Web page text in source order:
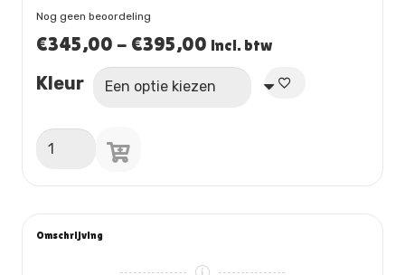
Nog geen beoordeling
€345,00 - €395,00 Prijsklasse:
€345,00
tot
incl. btw
Kleur
BRAAD-/STOOFPOT
GIETIJZER
aantal
Omschrijving